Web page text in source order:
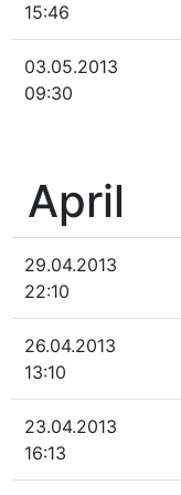
15:46
03.05.2013
09:30
April
29.04.2013
22:10
26.04.2013
13:10
23.04.2013
16:13